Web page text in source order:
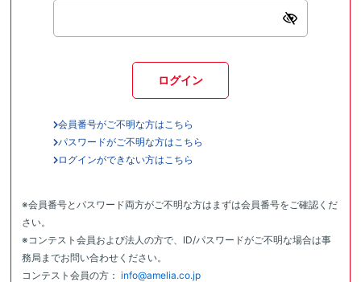
ログイン
会員番号がご不明な方はこちら
パスワードがご不明な方はこちら
ログインができない方はこちら
※会員番号とパスワード両方がご不明な方はまずは会員番号をご確認くだ
さい。
※コンテスト会員および法人の方で、ID/パスワードがご不明な場合は事
務局までお問い合わせください。
コンテスト会員の方： info@amelia.co.jp